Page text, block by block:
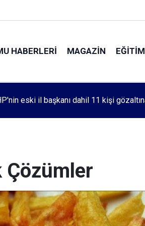
HABERLERI MAGAZIN EĞITIM
Mehmet Özdemir için adalet aradı
Çözümler